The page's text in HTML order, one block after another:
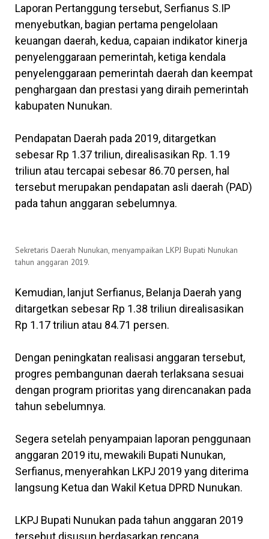
Laporan Pertanggung tersebut, Serfianus S.IP
menyebutkan, bagian pertama pengelolaan
keuangan daerah, kedua, capaian indikator kinerja
penyelenggaraan pemerintah, ketiga kendala
penyelenggaraan pemerintah daerah dan keempat
penghargaan dan prestasi yang diraih pemerintah
kabupaten Nunukan.
Pendapatan Daerah pada 2019, ditargetkan
sebesar Rp 1.37 triliun, direalisasikan Rp. 1.19
triliun atau tercapai sebesar 86.70 persen, hal
tersebut merupakan pendapatan asli daerah (PAD)
pada tahun anggaran sebelumnya.
Sekretaris Daerah Nunukan, menyampaikan LKPJ Bupati Nunukan
tahun anggaran 2019.
Kemudian, lanjut Serfianus, Belanja Daerah yang
ditargetkan sebesar Rp 1.38 triliun direalisasikan
Rp 1.17 triliun atau 84.71 persen.
Dengan peningkatan realisasi anggaran tersebut,
progres pembangunan daerah terlaksana sesuai
dengan program prioritas yang direncanakan pada
tahun sebelumnya.
Segera setelah penyampaian laporan penggunaan
anggaran 2019 itu, mewakili Bupati Nunukan,
Serfianus, menyerahkan LKPJ 2019 yang diterima
langsung Ketua dan Wakil Ketua DPRD Nunukan.
LKPJ Bupati Nunukan pada tahun anggaran 2019
tersebut disusun berdasarkan rencana